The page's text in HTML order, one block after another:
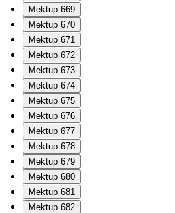
Mektup 669
Mektup 670
Mektup 671
Mektup 672
Mektup 673
Mektup 674
Mektup 675
Mektup 676
Mektup 677
Mektup 678
Mektup 679
Mektup 680
Mektup 681
Mektup 682